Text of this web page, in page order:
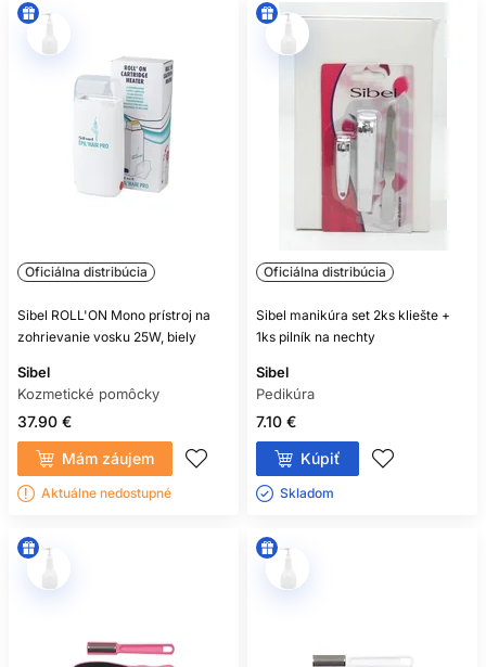
Oficiálna distribúcia
Sibel ROLL'ON Mono prístroj na
zohrievanie vosku 25W, biely
Sibel
Kozmetické pomôcky
37.90 €
Mám záujem
Aktuálne nedostupné
Oficiálna distribúcia
Sibel manikúra set 2ks kliešte +
1ks pilník na nechty
Sibel
Pedikúra
7.10 €
Kúpiť
Skladom ㅤ